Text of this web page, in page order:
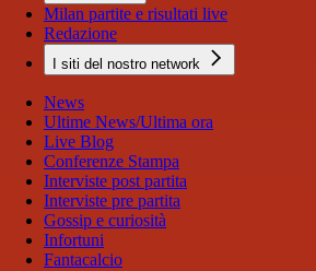
Milan partite e risultati live
Redazione
I siti del nostro network
News
Ultime News/Ultima ora
Live Blog
Conferenze Stampa
Interviste post partita
Interviste pre partita
Gossip e curiosità
Infortuni
Fantacalcio